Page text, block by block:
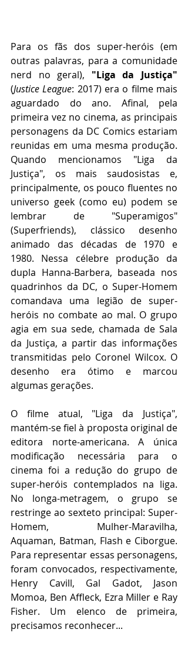
Para os fãs dos super-heróis (em
outras palavras, para a comunidade
nerd no geral), "Liga da Justiça"
(Justice League: 2017) era o filme mais
aguardado do ano. Afinal, pela
primeira vez no cinema, as principais
personagens da DC Comics estariam
reunidas em uma mesma produção.
Quando mencionamos "Liga da
Justiça", os mais saudosistas e,
principalmente, os pouco fluentes no
universo geek (como eu) podem se
lembrar de "Superamigos"
(Superfriends), clássico desenho
animado das décadas de 1970 e
1980. Nessa célebre produção da
dupla Hanna-Barbera, baseada nos
quadrinhos da DC, o Super-Homem
comandava uma legião de super-
heróis no combate ao mal. O grupo
agia em sua sede, chamada de Sala
da Justiça, a partir das informações
transmitidas pelo Coronel Wilcox. O
desenho era ótimo e marcou
algumas gerações.
O filme atual, "Liga da Justiça",
mantém-se fiel à proposta original de
editora norte-americana. A única
modificação necessária para o
cinema foi a redução do grupo de
super-heróis contemplados na liga.
No longa-metragem, o grupo se
restringe ao sexteto principal: Super-
Homem, Mulher-Maravilha,
Aquaman, Batman, Flash e Ciborgue.
Para representar essas personagens,
foram convocados, respectivamente,
Henry Cavill, Gal Gadot, Jason
Momoa, Ben Affleck, Ezra Miller e Ray
Fisher. Um elenco de primeira,
precisamos reconhecer...